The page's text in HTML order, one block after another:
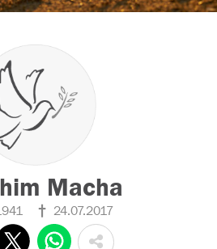
Macha
24.07.2017